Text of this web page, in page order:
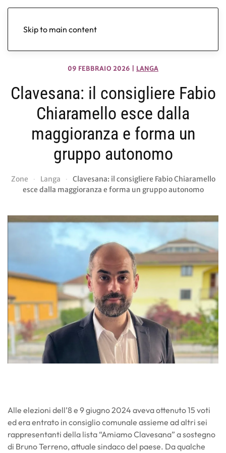
Skip to main content
09 FEBBRAIO 2026 LANGA
Clavesana: il consigliere Fabio
Chiaramello esce dalla
maggioranza e forma un
gruppo autonomo
Zone Langa
Clavesana: il consigliere Fabio Chiaramello
esce dalla maggioranza e forma un gruppo autonomo
Alle elezioni dell’8 e 9 giugno 2024 aveva ottenuto 15 voti
ed era entrato in consiglio comunale assieme ad altri sei
rappresentanti della lista “Amiamo Clavesana” a sostegno
di Bruno Terreno, attuale sindaco del paese. Da qualche